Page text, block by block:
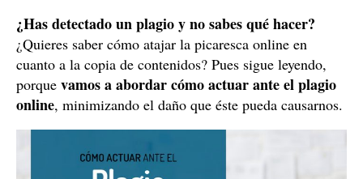
¿Has detectado un plagio y no sabes qué hacer?
¿Quieres saber cómo atajar la picaresca online en
cuanto a la copia de contenidos? Pues sigue leyendo,
porque vamos a abordar cómo actuar ante el plagio
online, minimizando el daño que éste pueda causarnos.